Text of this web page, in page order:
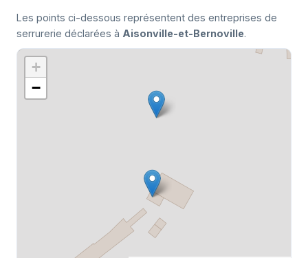
Les points ci-dessous représentent des entreprises de
serrurerie déclarées à Aisonville-et-Bernoville.
+
−